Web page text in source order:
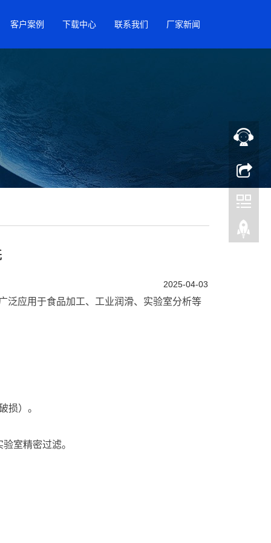
客户案例 下载中心 联系我们 厂家新闻
2025-04-03
泛应用于食品加工、工业润滑、实验室分析等
）。
室精密过滤。